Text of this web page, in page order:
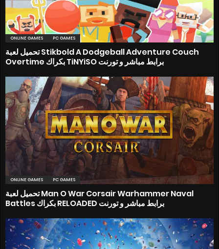
ONLINE GAMES PC GAMES
تحميل لعبة Stikbold A Dodgeball Adventure Couch
Overtime بكراك TiNYiSO برابط مباشر و تورنت
ONLINE GAMES PC GAMES
تحميل لعبة Man O War Corsair Warhammer Naval
Battles بكراك RELOADED برابط مباشر و تورنت